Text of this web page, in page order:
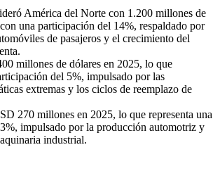
América del Norte con 1.200 millones de
una participación del 14%, respaldado por
de pasajeros y el crecimiento del
millones de dólares en 2025, lo que
del 5%, impulsado por las
extremas y los ciclos de reemplazo de
270 millones en 2025, lo que representa una
impulsado por la producción automotriz y
industrial.